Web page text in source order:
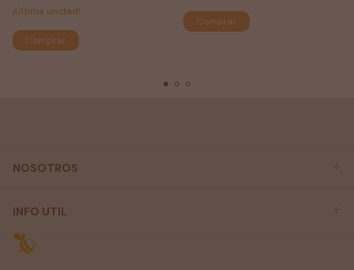
¡Última unidad!
Comprar
Comprar
NOSOTROS
INFO UTIL